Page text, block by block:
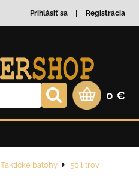
Prihlásiť sa Registrácia
0 €
Taktické batohy 50 litrov